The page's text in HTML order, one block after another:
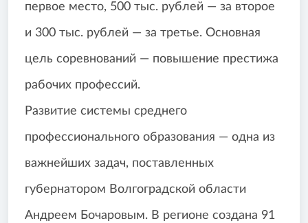
первое место, 500 тыс. рублей — за второе
и 300 тыс. рублей — за третье. Основная
цель соревнований — повышение престижа
рабочих профессий.
Развитие системы среднего
профессионального образования — одна из
важнейших задач, поставленных
губернатором Волгоградской области
Андреем Бочаровым. В регионе создана 91